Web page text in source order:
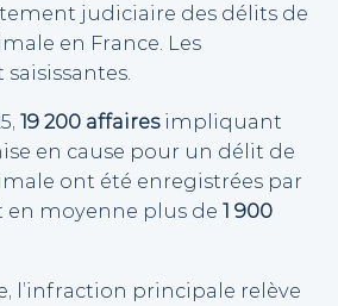
judiciaire des délits de
en France. Les
19 200 affairesimpliquant
en cause pour un délit de
ont été enregistrées par
en moyenne plus de 1 900
l’infraction principale relève